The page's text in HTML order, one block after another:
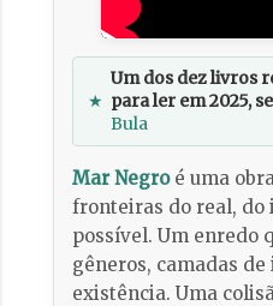
★
Um dos dez livros
para ler em 2025,
Bula
Mar Negroé uma
fronteiras do real, do
possível. Um enredo
gêneros, camadas
existência. Uma